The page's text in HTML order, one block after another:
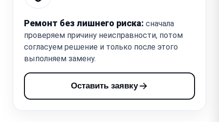
Ремонт без лишнего риска: сначала
проверяем причину неисправности, потом
согласуем решение и только после этого
выполняем замену.
Оставить заявку